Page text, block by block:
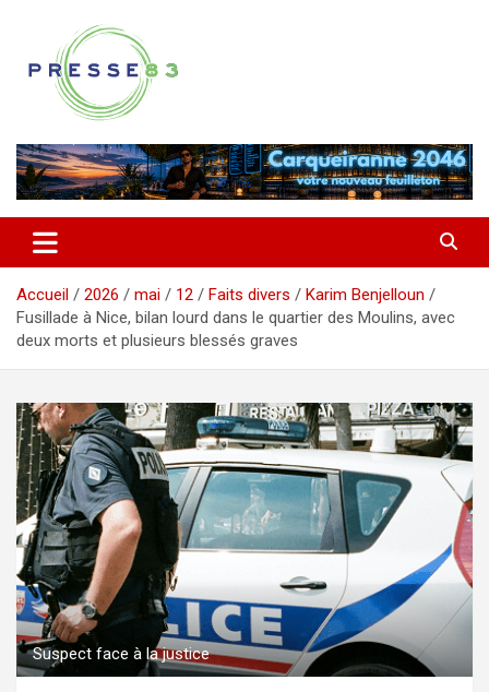
contenu
Presse 83
Accueil 2026 mai 12 Faits divers
Karim Benjelloun
Fusillade à Nice, bilan lourd dans le quartier des Moulins, avec
deux morts et plusieurs blessés graves
Suspect face à la justice